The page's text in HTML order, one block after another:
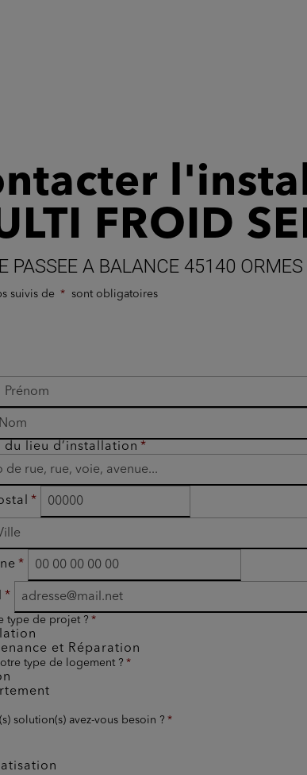
FROID
PASSEE A BALANCE 45140 ORMES
suivis de sont obligatoires
du lieu d’installation
type de projet ?
et Réparation
type de logement ?
solution(s) avez-vous besoin ?